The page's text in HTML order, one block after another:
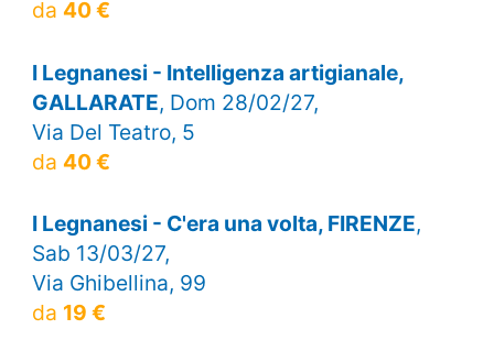
da 40 €
I Legnanesi - Intelligenza artigianale,
GALLARATE, Dom 28/02/27,
Via Del Teatro, 5
da 40 €
I Legnanesi - C'era una volta, FIRENZE,
Sab 13/03/27,
Via Ghibellina, 99
da 19 €